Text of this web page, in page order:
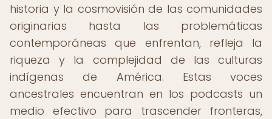
historia y la cosmovisión de las comunidades
originarias hasta las problemáticas
contemporáneas que enfrentan, refleja la
riqueza y la complejidad de las culturas
indígenas de América. Estas voces
ancestrales encuentran en los podcasts un
medio efectivo para trascender fronteras,